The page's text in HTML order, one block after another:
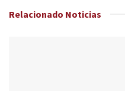
Relacionado Noticias